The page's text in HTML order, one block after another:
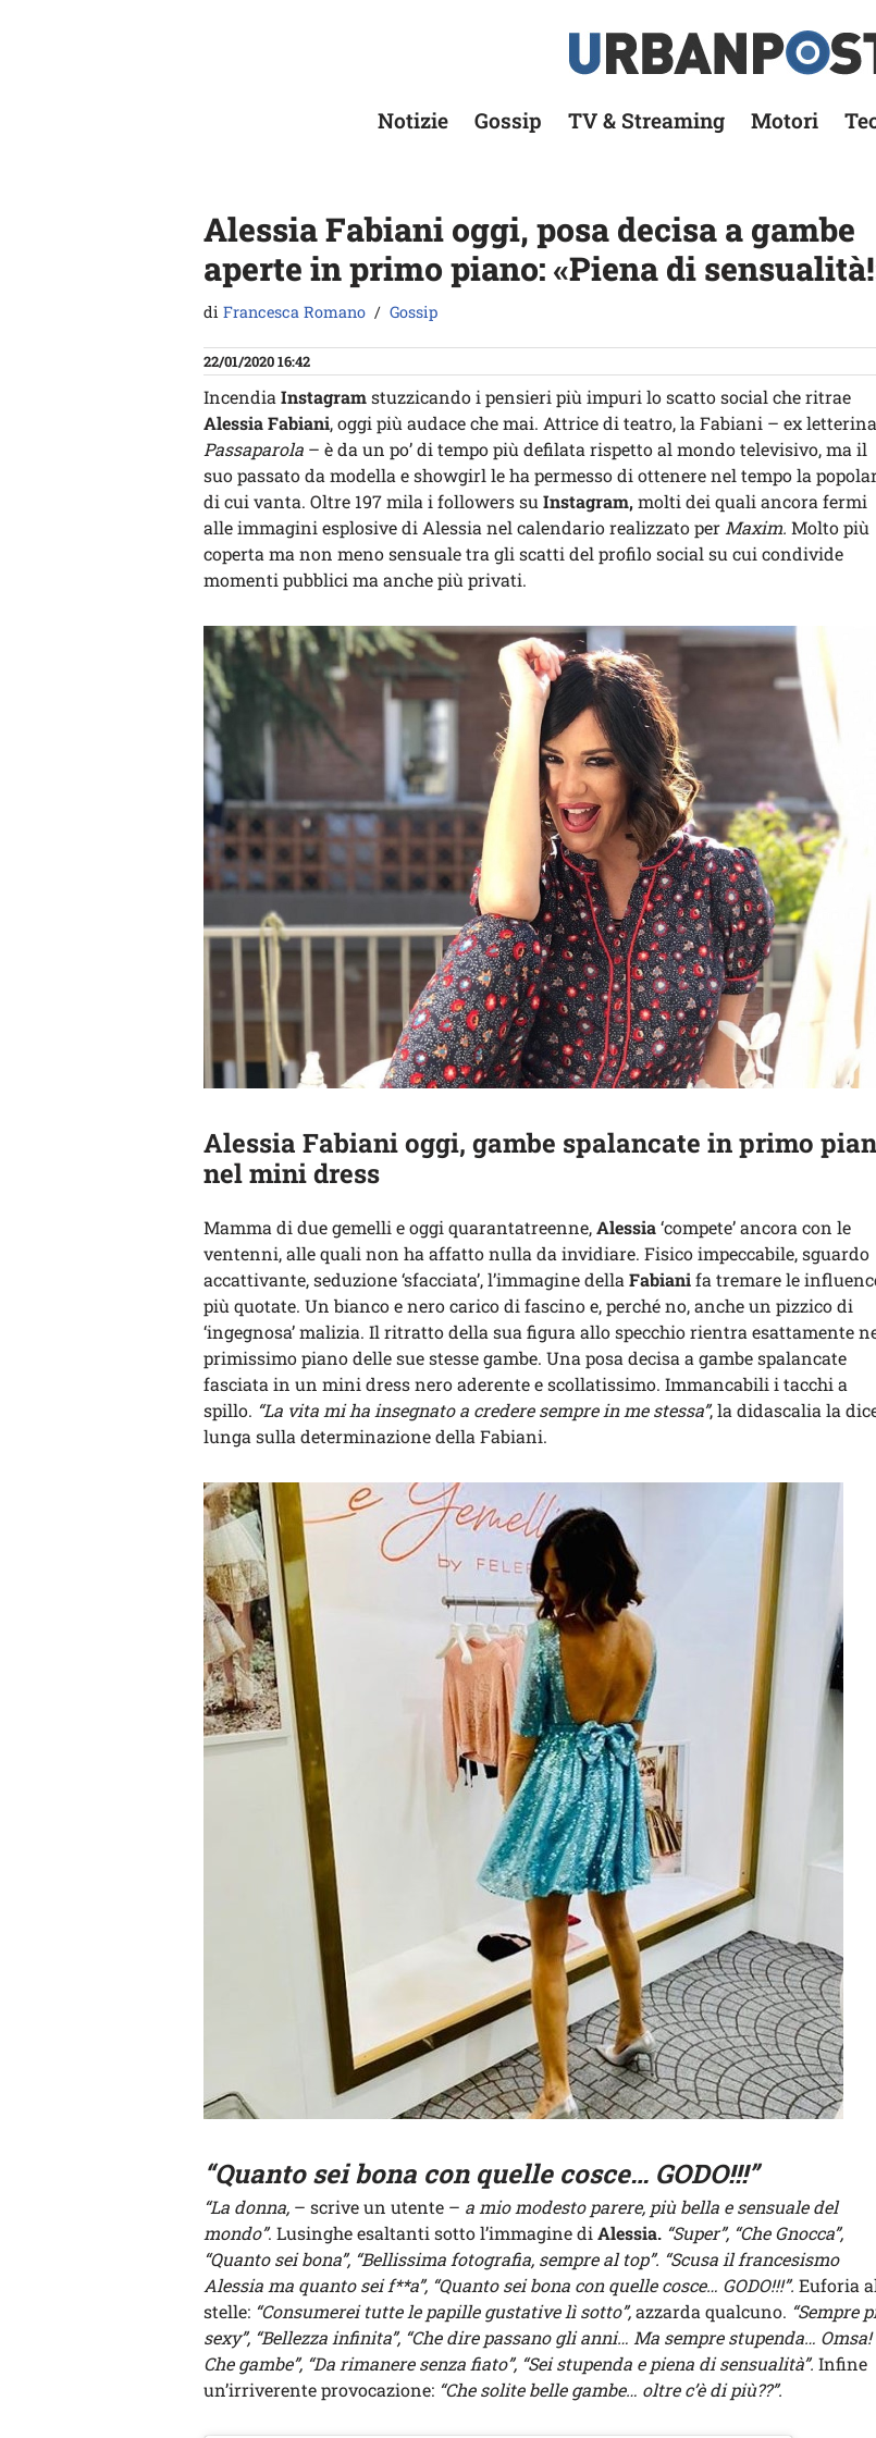
Notizie Gossip TV & Streaming Motori
Alessia Fabiani oggi, posa decisa a gambe
aperte in primo piano: «Piena di
di Francesca Romano Gossip
22/01/2020 16:42
Incendia Instagramstuzzicando i pensieri più impuri lo scatto social che ritrae
Alessia Fabiani, oggi più audace che mai. Attrice di teatro, la Fabiani – ex
Passaparola – è da un po’ di tempo più defilata rispetto al mondo televisivo, ma il
suo passato da modella e showgirl le ha permesso di ottenere nel tempo la
di cui vanta. Oltre 197 mila i followers su Instagram,molti dei quali ancora fermi
alle immagini esplosive di Alessia nel calendario realizzato per Maxim. Molto più
coperta ma non meno sensuale tra gli scatti del profilo social su cui condivide
momenti pubblici ma anche più privati.
Alessia Fabiani oggi, gambe spalancate in primo
nel mini dress
Mamma di due gemelli e oggi quarantatreenne,Alessia‘compete’ ancora con le
ventenni, alle quali non ha affatto nulla da invidiare. Fisico impeccabile, sguardo
accattivante, seduzione ‘sfacciata’, l’immagine della Fabianifa tremare le
più quotate. Un bianco e nero carico di fascino e, perché no, anche un pizzico di
‘ingegnosa’ malizia. Il ritratto della sua figura allo specchio rientra esattamente
primissimo piano delle sue stesse gambe. Una posa decisa a gambe spalancate
fasciata in un mini dress nero aderente e scollatissimo. Immancabili i tacchi a
spillo. “La vita mi ha insegnato a credere sempre in me stessa”, la didascalia la
lunga sulla determinazione della Fabiani.
“Quanto sei bona con quelle cosce… GODO!!!”
“La donna, – scrive un utente – a mio modesto parere, più bella e sensuale del
mondo”. Lusinghe esaltanti sotto l’immagine di Alessia. “Super”, “Che Gnocca”,
“Quanto sei bona”, “Bellissima fotografia, sempre al top”. “Scusa il francesismo
Alessia ma quanto sei f**a”, “Quanto sei bona con quelle cosce… GODO!!!”. Euforia
stelle: “Consumerei tutte le papille gustative lì sotto”,azzarda qualcuno. “Sempre
sexy”, “Bellezza infinita”, “Che dire passano gli anni… Ma sempre stupenda… Omsa!
Che gambe”, “Da rimanere senza fiato”, “Sei stupenda e piena di sensualità”. Infine
un’irriverente provocazione: “Che solite belle gambe… oltre c’è di più??”.